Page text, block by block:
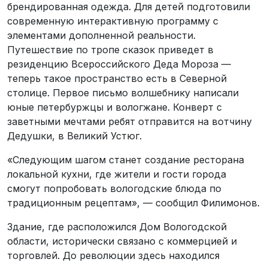
брендированная одежда. Для детей подготовили
современную интерактивную программу с
элементами дополненной реальности.
Путешествие по тропе сказок приведет в
резиденцию Всероссийского Деда Мороза —
теперь такое пространство есть в Северной
столице. Первое письмо волшебнику написали
юные петербуржцы и вологжане. Конверт с
заветными мечтами ребят отправится на вотчину
Дедушки, в Великий Устюг.
«Следующим шагом станет создание ресторана
локальной кухни, где жители и гости города
смогут попробовать вологодские блюда по
традиционным рецептам», — сообщил Филимонов.
Здание, где расположился Дом Вологодской
области, исторически связано с коммерцией и
торговлей. До революции здесь находился